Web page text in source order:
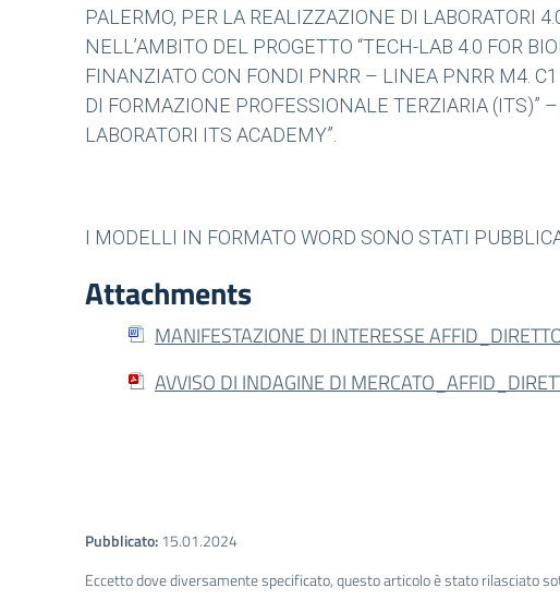
PALERMO, PER LA REALIZZAZIONE DI LABORATORI
NELL’AMBITO DEL PROGETTO “TECH-LAB 4.0 FOR
FINANZIATO CON FONDI PNRR – LINEA PNRR M4.
DI FORMAZIONE PROFESSIONALE TERZIARIA (ITS)”
LABORATORI ITS ACADEMY”.
I MODELLI IN FORMATO WORD SONO STATI
Attachments
MANIFESTAZIONE DI INTERESSE
AVVISO DI INDAGINE DI
Pubblicato:15.01.2024
Eccetto dove diversamente specificato, questo articolo è stato rilasciato